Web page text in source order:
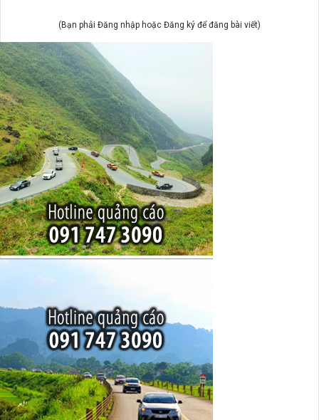
(Bạn phải Đăng nhập hoặc Đăng ký để đăng bài viết)